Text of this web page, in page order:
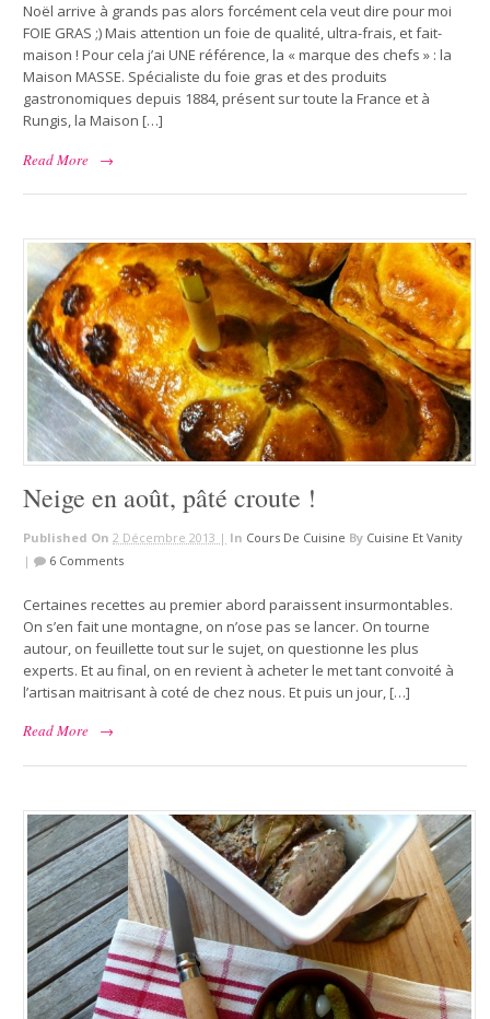
Noël arrive à grands pas alors forcément cela veut dire pour moi
FOIE GRAS ;) Mais attention un foie de qualité, ultra-frais, et fait-
maison ! Pour cela j’ai UNE référence, la « marque des chefs » : la
Maison MASSE. Spécialiste du foie gras et des produits
gastronomiques depuis 1884, présent sur toute la France et à
Rungis, la Maison […]
Read More
→
Neige en août, pâté croute !
Published On 2 Décembre 2013 | In Cours De Cuisine By Cuisine Et Vanity
|
6 Comments
Certaines recettes au premier abord paraissent insurmontables.
On s’en fait une montagne, on n’ose pas se lancer. On tourne
autour, on feuillette tout sur le sujet, on questionne les plus
experts. Et au final, on en revient à acheter le met tant convoité à
l’artisan maitrisant à coté de chez nous. Et puis un jour, […]
Read More
→